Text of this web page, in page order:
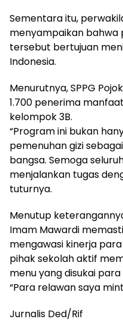
Sementara itu,
menyampaikan bahwa
tersebut bertujuan
Indonesia.
Menurutnya, SPPG
1.700 penerima
kelompok 3B.
“Program ini bukan
pemenuhan gizi
bangsa. Semoga
menjalankan tugas
tuturnya.
Menutup
Imam Mawardi
mengawasi kinerja
pihak sekolah aktif
menu yang disukai
“Para relawan saya
Jurnalis Ded/Rif